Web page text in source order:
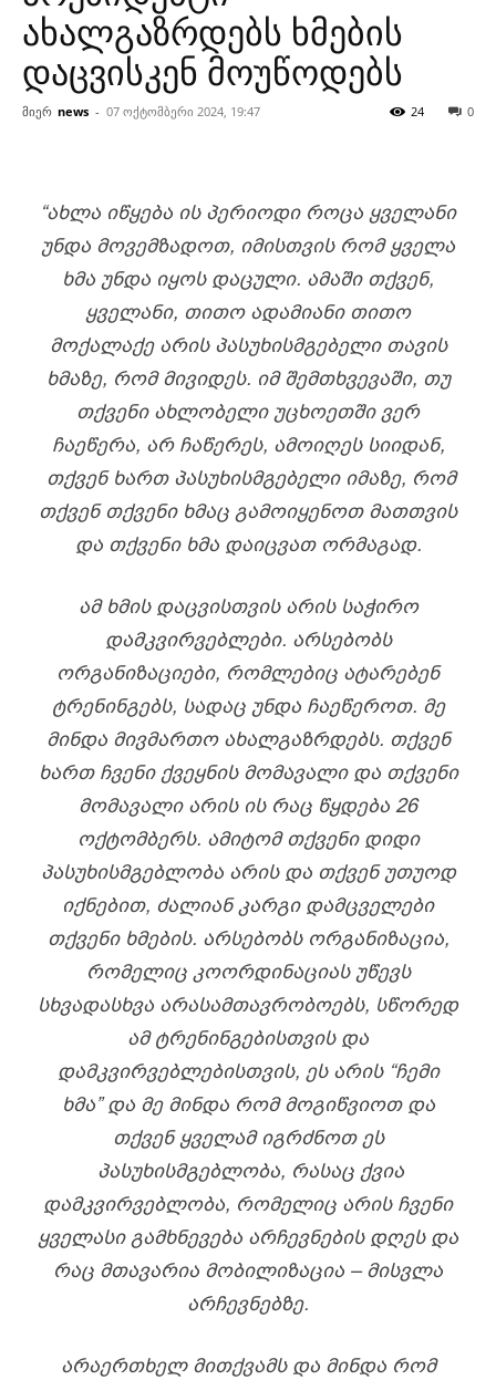
ახალგაზრდებს ხმების
დაცვისკენ მოუწოდებს
მიერ news - 07 ოქტომბერი 2024, 19:47 0
24
“ᲐᲮᲚᲐ ᲘᲬᲧᲔᲑᲐ ᲘᲡ ᲞᲔᲠᲘᲝᲓᲘ ᲠᲝᲪᲐ ᲧᲕᲔᲚᲐᲜᲘ
ᲣᲜᲓᲐ ᲛᲝᲕᲔᲛᲖᲐᲓᲝᲗ, ᲘᲛᲘᲡᲗᲕᲘᲡ ᲠᲝᲛ ᲧᲕᲔᲚᲐ
ᲮᲛᲐ ᲣᲜᲓᲐ ᲘᲧᲝᲡ ᲓᲐᲪᲣᲚᲘ. ᲐᲛᲐᲨᲘ ᲗᲥᲕᲔᲜ,
ᲧᲕᲔᲚᲐᲜᲘ, ᲗᲘᲗᲝ ᲐᲓᲐᲛᲘᲐᲜᲘ ᲗᲘᲗᲝ
ᲛᲝᲥᲐᲚᲐᲥᲔ ᲐᲠᲘᲡ ᲞᲐᲡᲣᲮᲘᲡᲛᲒᲔᲑᲔᲚᲘ ᲗᲐᲕᲘᲡ
ᲮᲛᲐᲖᲔ, ᲠᲝᲛ ᲛᲘᲕᲘᲓᲔᲡ. ᲘᲛ ᲨᲔᲛᲗᲮᲕᲔᲕᲐᲨᲘ, ᲗᲣ
ᲗᲥᲕᲔᲜᲘ ᲐᲮᲚᲝᲑᲔᲚᲘ ᲣᲪᲮᲝᲔᲗᲨᲘ ᲕᲔᲠ
ᲩᲐᲔᲬᲔᲠᲐ, ᲐᲠ ᲩᲐᲬᲔᲠᲔᲡ, ᲐᲛᲝᲘᲦᲔᲡ ᲡᲘᲘᲓᲐᲜ,
ᲗᲥᲕᲔᲜ ᲮᲐᲠᲗ ᲞᲐᲡᲣᲮᲘᲡᲛᲒᲔᲑᲔᲚᲘ ᲘᲛᲐᲖᲔ, ᲠᲝᲛ
ᲗᲥᲕᲔᲜ ᲗᲥᲕᲔᲜᲘ ᲮᲛᲐᲪ ᲒᲐᲛᲝᲘᲧᲔᲜᲝᲗ ᲛᲐᲗᲗᲕᲘᲡ
ᲓᲐ ᲗᲥᲕᲔᲜᲘ ᲮᲛᲐ ᲓᲐᲘᲪᲕᲐᲗ ᲝᲠᲛᲐᲒᲐᲓ.
ᲐᲛ ᲮᲛᲘᲡ ᲓᲐᲪᲕᲘᲡᲗᲕᲘᲡ ᲐᲠᲘᲡ ᲡᲐᲭᲘᲠᲝ
ᲓᲐᲛᲙᲕᲘᲠᲕᲔᲑᲚᲔᲑᲘ. ᲐᲠᲡᲔᲑᲝᲑᲡ
ᲝᲠᲒᲐᲜᲘᲖᲐᲪᲘᲔᲑᲘ, ᲠᲝᲛᲚᲔᲑᲘᲪ ᲐᲢᲐᲠᲔᲑᲔᲜ
ᲢᲠᲔᲜᲘᲜᲒᲔᲑᲡ, ᲡᲐᲓᲐᲪ ᲣᲜᲓᲐ ᲩᲐᲔᲬᲔᲠᲝᲗ. ᲛᲔ
ᲛᲘᲜᲓᲐ ᲛᲘᲕᲛᲐᲠᲗᲝ ᲐᲮᲐᲚᲒᲐᲖᲠᲓᲔᲑᲡ. ᲗᲥᲕᲔᲜ
ᲮᲐᲠᲗ ᲩᲕᲔᲜᲘ ᲥᲕᲔᲧᲜᲘᲡ ᲛᲝᲛᲐᲕᲐᲚᲘ ᲓᲐ ᲗᲥᲕᲔᲜᲘ
ᲛᲝᲛᲐᲕᲐᲚᲘ ᲐᲠᲘᲡ ᲘᲡ ᲠᲐᲪ ᲬᲧᲓᲔᲑᲐ 26
ᲝᲥᲢᲝᲛᲑᲔᲠᲡ. ᲐᲛᲘᲢᲝᲛ ᲗᲥᲕᲔᲜᲘ ᲓᲘᲓᲘ
ᲞᲐᲡᲣᲮᲘᲡᲛᲒᲔᲑᲚᲝᲑᲐ ᲐᲠᲘᲡ ᲓᲐ ᲗᲥᲕᲔᲜ ᲣᲗᲣᲝᲓ
ᲘᲥᲜᲔᲑᲘᲗ, ᲫᲐᲚᲘᲐᲜ ᲙᲐᲠᲒᲘ ᲓᲐᲛᲪᲕᲔᲚᲔᲑᲘ
ᲗᲥᲕᲔᲜᲘ ᲮᲛᲔᲑᲘᲡ. ᲐᲠᲡᲔᲑᲝᲑᲡ ᲝᲠᲒᲐᲜᲘᲖᲐᲪᲘᲐ,
ᲠᲝᲛᲔᲚᲘᲪ ᲙᲝᲝᲠᲓᲘᲜᲐᲪᲘᲐᲡ ᲣᲬᲔᲕᲡ
ᲡᲮᲕᲐᲓᲐᲡᲮᲕᲐ ᲐᲠᲐᲡᲐᲛᲗᲐᲕᲠᲝᲑᲝᲔᲑᲡ, ᲡᲬᲝᲠᲔᲓ
ᲐᲛ ᲢᲠᲔᲜᲘᲜᲒᲔᲑᲘᲡᲗᲕᲘᲡ ᲓᲐ
ᲓᲐᲛᲙᲕᲘᲠᲕᲔᲑᲚᲔᲑᲘᲡᲗᲕᲘᲡ, ᲔᲡ ᲐᲠᲘᲡ “ᲩᲔᲛᲘ
ᲮᲛᲐ” ᲓᲐ ᲛᲔ ᲛᲘᲜᲓᲐ ᲠᲝᲛ ᲛᲝᲒᲘᲬᲕᲘᲝᲗ ᲓᲐ
ᲗᲥᲕᲔᲜ ᲧᲕᲔᲚᲐᲛ ᲘᲒᲠᲫᲜᲝᲗ ᲔᲡ
ᲞᲐᲡᲣᲮᲘᲡᲛᲒᲔᲑᲚᲝᲑᲐ, ᲠᲐᲡᲐᲪ ᲥᲕᲘᲐ
ᲓᲐᲛᲙᲕᲘᲠᲕᲔᲑᲚᲝᲑᲐ, ᲠᲝᲛᲔᲚᲘᲪ ᲐᲠᲘᲡ ᲩᲕᲔᲜᲘ
ᲧᲕᲔᲚᲐᲡᲘ ᲒᲐᲛᲮᲜᲔᲕᲔᲑᲐ ᲐᲠᲩᲔᲕᲜᲔᲑᲘᲡ ᲓᲦᲔᲡ ᲓᲐ
ᲠᲐᲪ ᲛᲗᲐᲕᲐᲠᲘᲐ ᲛᲝᲑᲘᲚᲘᲖᲐᲪᲘᲐ – ᲛᲘᲡᲕᲚᲐ
ᲐᲠᲩᲔᲕᲜᲔᲑᲖᲔ.
ᲐᲠᲐᲔᲠᲗᲮᲔᲚ ᲛᲘᲗᲥᲕᲐᲛᲡ ᲓᲐ ᲛᲘᲜᲓᲐ ᲠᲝᲛ